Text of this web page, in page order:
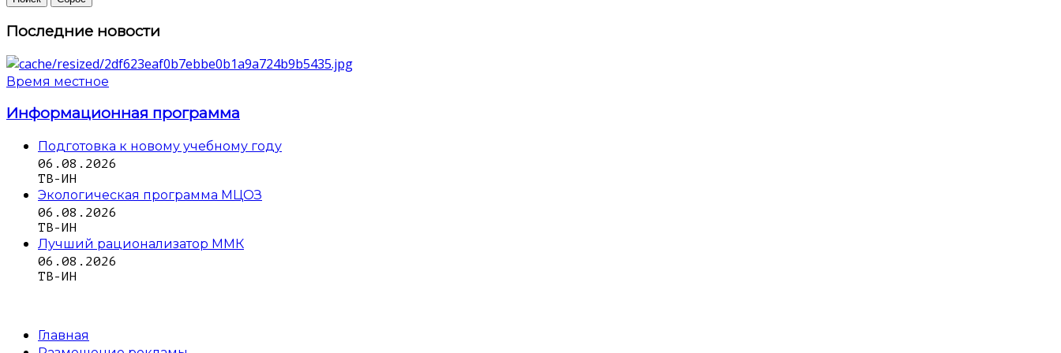
Последние новости
Время местное
Информационная программа
Подготовка к новому учебному году
06.08.2026
ТВ-ИН
Экологическая программа МЦОЗ
06.08.2026
ТВ-ИН
Лучший рационализатор ММК
06.08.2026
ТВ-ИН
Главная